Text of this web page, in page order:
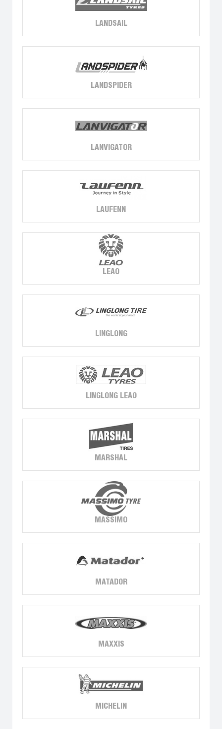
LANDSAIL
LANDSPIDER
LANVIGATOR
LAUFENN
LEAO
LINGLONG
LINGLONG LEAO
MARSHAL
MASSIMO
MATADOR
MAXXIS
MICHELIN